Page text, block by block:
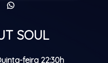
SOUL
feira 22:30h